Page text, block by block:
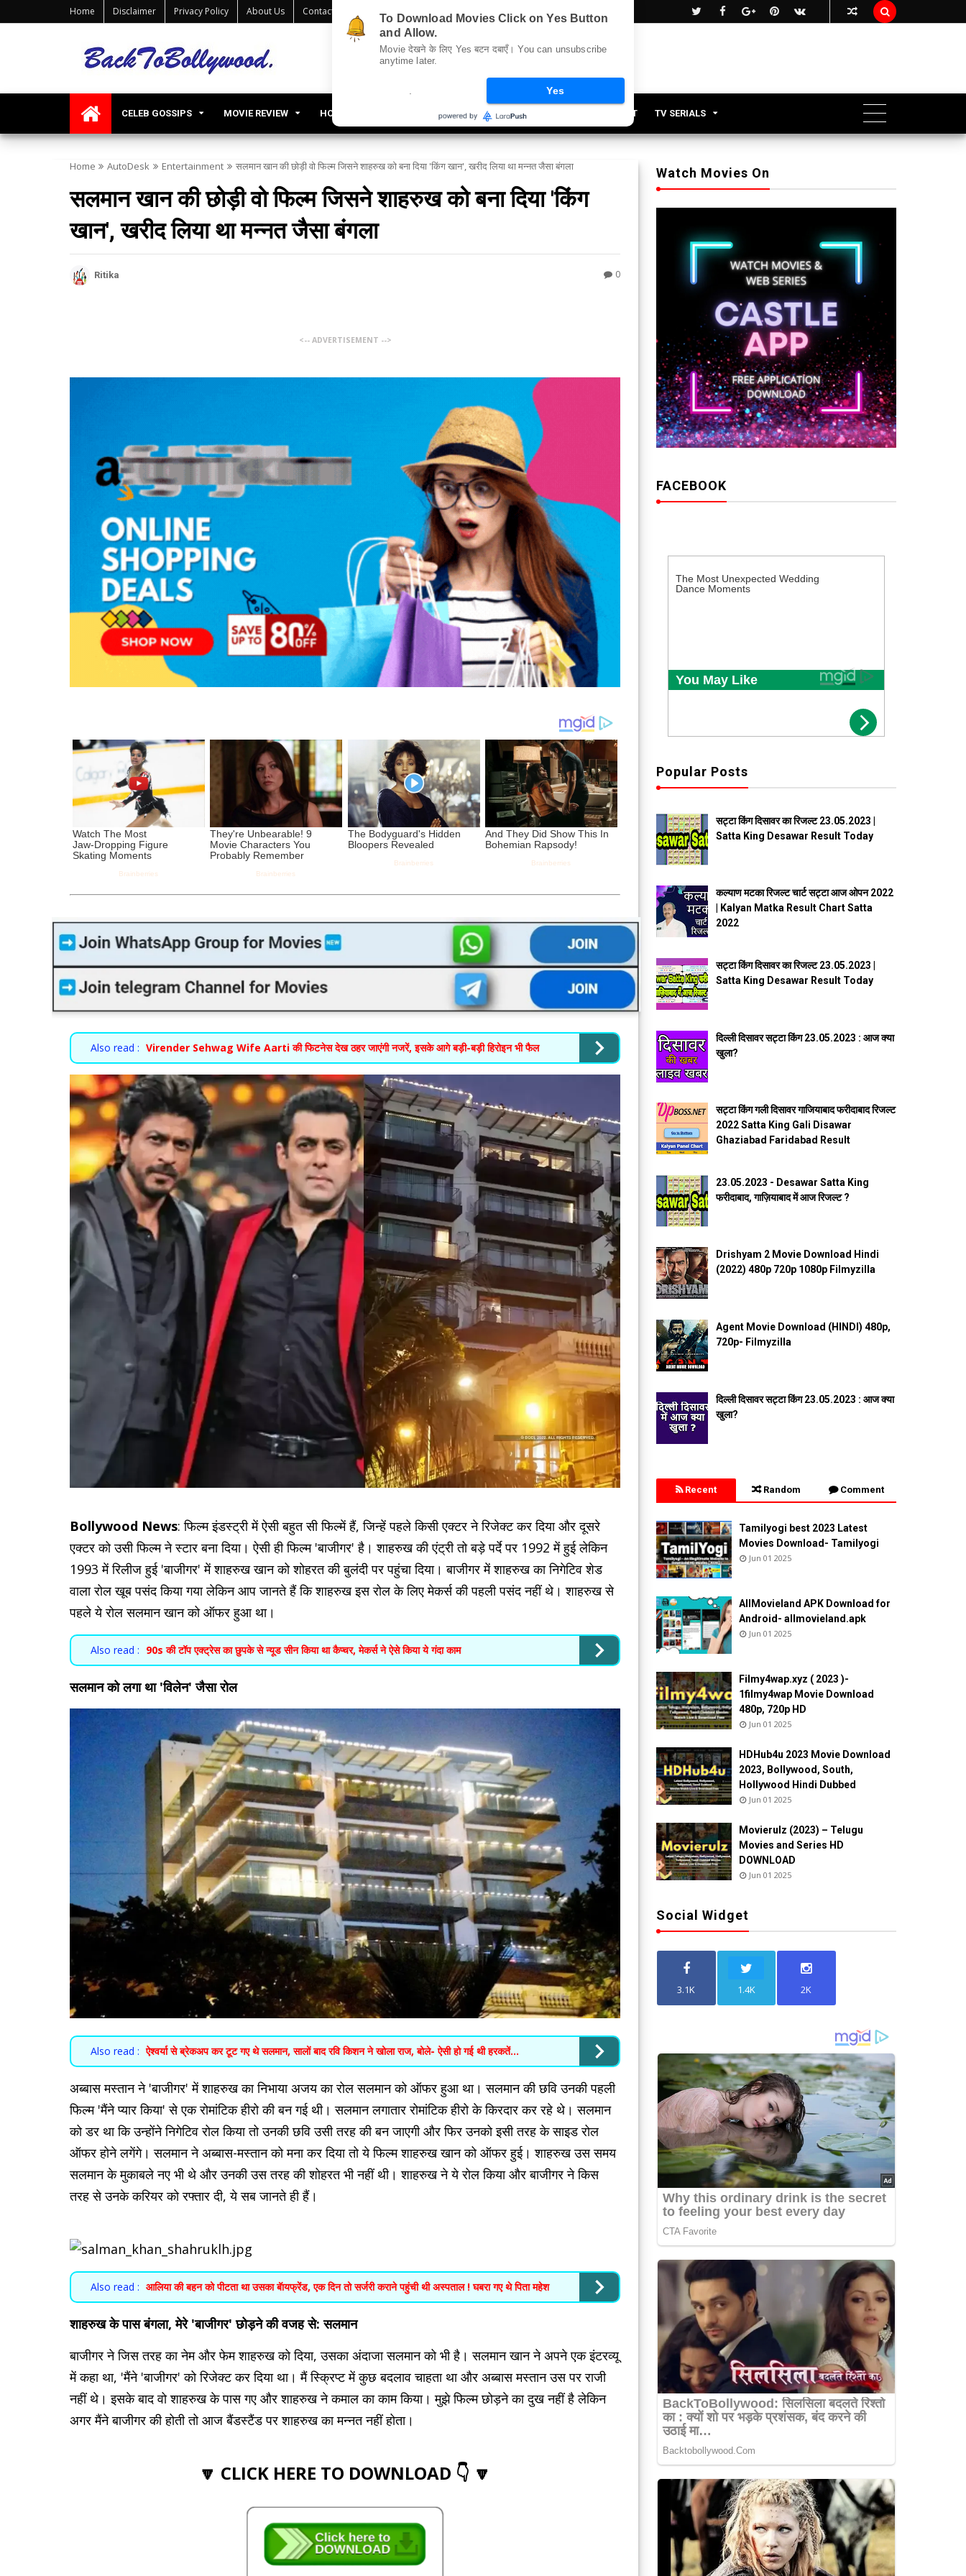
Home Disclaimer Privacy Policy About Us Contact Us Sitemap 
CELEB GOSSIPS MOVIE REVIEW HOLLYWOOD UPDATES LIFESTYLE OFFBEAT TV SERIALS
Home AutoDesk Entertainment सलमान खान की छोड़ी वो फिल्म जिसने शाहरुख को बना दिया 'किंग खान', खरीद लिया था मन्नत जैसा बंगला
सलमान खान की छोड़ी वो फिल्म जिसने शाहरुख को बना दिया 'किंग
खान', खरीद लिया था मन्नत जैसा बंगला
Ritika 0
<-- ADVERTISEMENT -->
Also read : Virender Sehwag Wife Aarti की फिटनेस देख ठहर जाएंगी नजरें, इसके आगे बड़ी-बड़ी हिरोइन भी फैल
Bollywood News: फिल्म इंडस्ट्री में ऐसी बहुत सी फिल्में हैं, जिन्हें पहले किसी एक्टर ने रिजेक्ट कर दिया और दूसरे
एक्टर को उसी फिल्म ने स्टार बना दिया। ऐसी ही फिल्म 'बाजीगर' है। शाहरुख की एंट्री तो बड़े पर्दे पर 1992 में हुई लेकिन
1993 में रिलीज हुई 'बाजीगर' में शाहरुख खान को शोहरत की बुलंदी पर पहुंचा दिया। बाजीगर में शाहरुख का निगेटिव शेड
वाला रोल खूब पसंद किया गया लेकिन आप जानते हैं कि शाहरुख इस रोल के लिए मेकर्स की पहली पसंद नहीं थे। शाहरुख से
पहले ये रोल सलमान खान को ऑफर हुआ था।
Also read : 90s की टॉप एक्ट्रेस का छुपके से न्यूड सीन किया था कैप्चर, मेकर्स ने ऐसे किया ये गंदा काम
सलमान को लगा था 'विलेन' जैसा रोल
Also read : ऐश्वर्या से ब्रेकअप कर टूट गए थे सलमान, सालों बाद रवि किशन ने खोला राज, बोले- ऐसी हो गई थी हरकतें…
अब्बास मस्तान ने 'बाजीगर' में शाहरुख का निभाया अजय का रोल सलमान को ऑफर हुआ था। सलमान की छवि उनकी पहली
फिल्म 'मैंने प्यार किया' से एक रोमांटिक हीरो की बन गई थी। सलमान लगातार रोमांटिक हीरो के किरदार कर रहे थे। सलमान
को डर था कि उन्होंने निगेटिव रोल किया तो उनकी छवि उसी तरह की बन जाएगी और फिर उनको इसी तरह के साइड रोल
ऑफर होने लगेंगे। सलमान ने अब्बास-मस्तान को मना कर दिया तो ये फिल्म शाहरुख खान को ऑफर हुई। शाहरुख उस समय
सलमान के मुकाबले नए भी थे और उनकी उस तरह की शोहरत भी नहीं थी। शाहरुख ने ये रोल किया और बाजीगर ने किस
तरह से उनके करियर को रफ्तार दी, ये सब जानते ही हैं।
Also read : आलिया की बहन को पीटता था उसका बॅायफ्रेंड, एक दिन तो सर्जरी कराने पहुंची थी अस्पताल ! घबरा गए थे पिता महेश
शाहरुख के पास बंगला, मेरे 'बाजीगर' छोड़ने की वजह से: सलमान
बाजीगर ने जिस तरह का नेम और फेम शाहरुख को दिया, उसका अंदाजा सलमान को भी है। सलमान खान ने अपने एक इंटरव्यू
में कहा था, 'मैंने 'बाजीगर' को रिजेक्ट कर दिया था। मैं स्क्रिप्ट में कुछ बदलाव चाहता था और अब्बास मस्तान उस पर राजी
नहीं थे। इसके बाद वो शाहरुख के पास गए और शाहरुख ने कमाल का काम किया। मुझे फिल्म छोड़ने का दुख नहीं है लेकिन
अगर मैंने बाजीगर की होती तो आज बैंडस्टैंड पर शाहरुख का मन्नत नहीं होता।
🔽 CLICK HERE TO DOWNLOAD 👇 🔽
Watch Movies On
FACEBOOK
Popular Posts
सट्टा किंग दिसावर का रिजल्ट 23.05.2023 |
Satta King Desawar Result Today
कल्याण मटका रिजल्ट चार्ट सट्टा आज ओपन 2022
| Kalyan Matka Result Chart Satta
2022
सट्टा किंग दिसावर का रिजल्ट 23.05.2023 |
Satta King Desawar Result Today
दिल्ली दिसावर सट्टा किंग 23.05.2023 : आज क्या
खुला?
सट्टा किंग गली दिसावर गाजियाबाद फरीदाबाद रिजल्ट
2022 Satta King Gali Disawar
Ghaziabad Faridabad Result
23.05.2023 - Desawar Satta King
फरीदाबाद, गाज़ियाबाद में आज रिजल्ट ?
Drishyam 2 Movie Download Hindi
(2022) 480p 720p 1080p Filmyzilla
Agent Movie Download (HINDI) 480p,
720p- Filmyzilla
दिल्ली दिसावर सट्टा किंग 23.05.2023 : आज क्या
खुला?
Recent Random Comment
Tamilyogi best 2023 Latest
Movies Download- Tamilyogi
Jun 01 2025
AllMovieland APK Download for
Android- allmovieland.apk
Jun 01 2025
Filmy4wap.xyz ( 2023 )-
1filmy4wap Movie Download
480p, 720p HD
Jun 01 2025
HDHub4u 2023 Movie Download
2023, Bollywood, South,
Hollywood Hindi Dubbed
Jun 01 2025
Movierulz (2023) – Telugu
Movies and Series HD
DOWNLOAD
Jun 01 2025
Social Widget
3.1K 1.4K 2K
To Download Movies Click on Yes Button
and Allow.
Movie देखने के लिए Yes बटन दबाएँ। You can unsubscribe
anytime later.
Yes